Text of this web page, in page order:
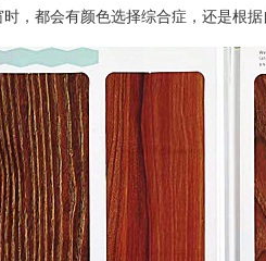
，都会有颜色选择综合症，还是根